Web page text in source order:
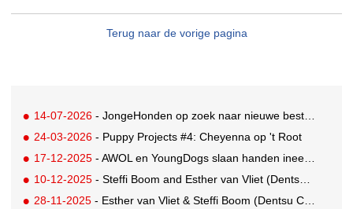
Terug naar de vorige pagina
14-07-2026 - JongeHonden op zoek naar nieuwe bestuursleden
24-03-2026 - Puppy Projects #4: Cheyenna op 't Root
17-12-2025 - AWOL en YoungDogs slaan handen ineen voor Rising Star Award
10-12-2025 - Steffi Boom and Esther van Vliet (Dentsu Creative) win Golden Saw
28-11-2025 - Esther van Vliet & Steffi Boom (Dentsu Creative) win KPN YoungDogs pitch